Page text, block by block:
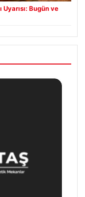
Bugün ve